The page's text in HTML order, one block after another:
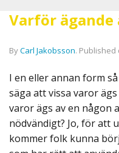
Varför
ByCarl Jakobsson. Published
I en eller annan form
säga att vissa varor
varor ägs av en någon
nödvändigt? Jo, för att
kommer folk kunna